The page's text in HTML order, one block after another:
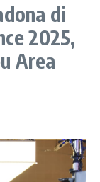
di
2025,
Area